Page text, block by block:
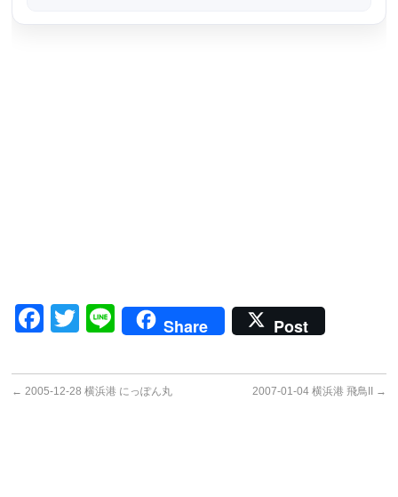
Facebook
Twitter
LineShare Post
← 2005-12-28 横浜港 にっぽん丸 2007-01-04 横浜港 飛鳥II →